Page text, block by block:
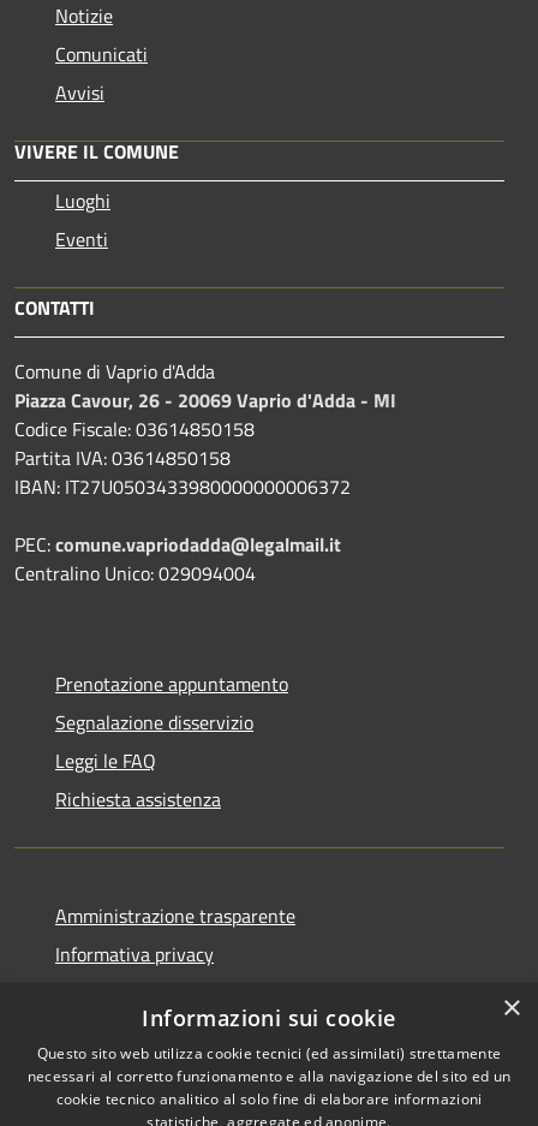
Notizie
Comunicati
Avvisi
VIVERE IL COMUNE
Luoghi
Eventi
CONTATTI
Comune di Vaprio d'Adda
Piazza Cavour, 26 - 20069 Vaprio d'Adda - MI
Codice Fiscale: 03614850158
Partita IVA: 03614850158
IBAN: IT27U0503433980000000006372
PEC:comune.vapriodadda@legalmail.it
Centralino Unico: 029094004
Prenotazione appuntamento
Segnalazione disservizio
Leggi le FAQ
Richiesta assistenza
Amministrazione trasparente
Informativa privacy
Dichiarazione di accessibilità
×
Informazioni sui cookie
Questo sito web utilizza cookie tecnici (ed assimilati) strettamente
necessari al corretto funzionamento e alla navigazione del sito ed un
cookie tecnico analitico al solo fine di elaborare informazioni
statistiche, aggregate ed anonime.